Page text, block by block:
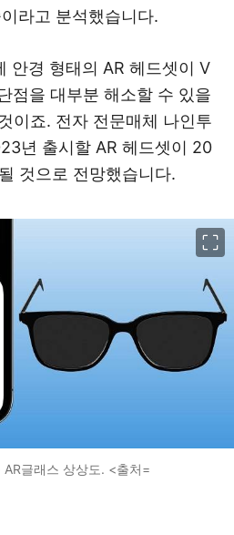
라고 분석했습니다.
안경 형태의 AR 헤드셋이 V
점을 대부분 해소할 수 있을
이죠. 전자 전문매체 나인투
년 출시할 AR 헤드셋이 20
것으로 전망했습니다.
글래스 상상도. <출처=